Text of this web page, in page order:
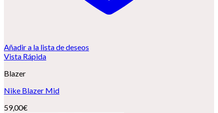
Añadir a la lista de deseos
Vista Rápida
Blazer
Nike Blazer Mid
59,00€